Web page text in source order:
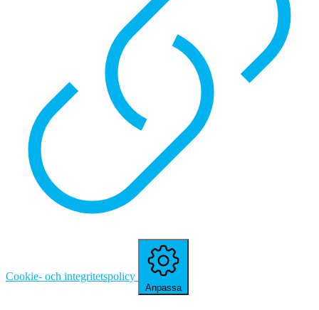
Cookie- och integritetspolicy
Anpassa